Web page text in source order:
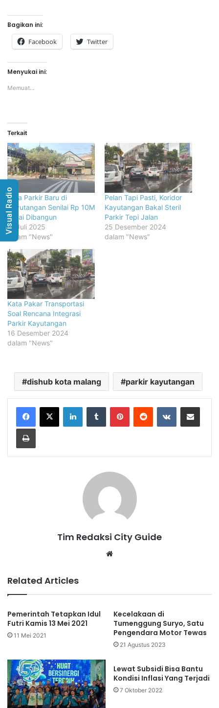
Bagikan ini:
Facebook Twitter
Menyukai ini:
Memuat...
Terkait
Area Parkir Baru di
Kayutangan Senilai Rp 10M
Mulai Dibangun
11 Juli 2025
dalam "News"
Pelan Tapi Pasti, Koridor
Kayutangan Bakal Steril
Parkir Tepi Jalan
25 Desember 2024
dalam "News"
Kata Pakar Transportasi
Soal Rencana Integrasi
Parkir Kayutangan
16 Desember 2024
dalam "News"
dishub kota malang parkir kayutangan
LinkedInTumblr PinterestReddit VKontakteShare via Email
Print
Tim Redaksi City Guide
Related Articles
Pemerintah Tetapkan Idul
Futri Kamis 13 Mei 2021
11 Mei 2021
Kecelakaan di
Tumenggung Suryo, Satu
Pengendara Motor Tewas
21 Agustus 2023
Lewat Subsidi Bisa Bantu
Kondisi Inflasi Yang Terjadi
7 Oktober 2022
Visual Radio